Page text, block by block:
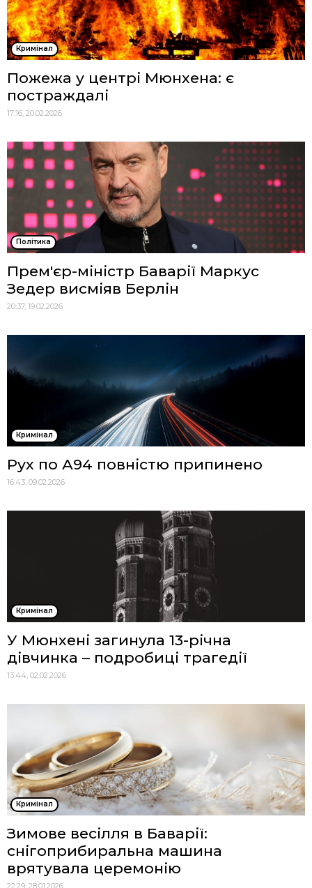
Кримінал
Пожежа у центрі Мюнхена: є
постраждалі
17:16, 20.02.2026
Політика
Прем'єр-міністр Баварії Маркус
Зедер висміяв Берлін
20:37, 19.02.2026
Кримінал
Рух по А94 повністю припинено
16:43, 09.02.2026
Кримінал
У Мюнхені загинула 13-річна
дівчинка – подробиці трагедії
13:44, 02.02.2026
Кримінал
Зимове весілля в Баварії:
снігоприбиральна машина
врятувала церемонію
22:29, 28.01.2026